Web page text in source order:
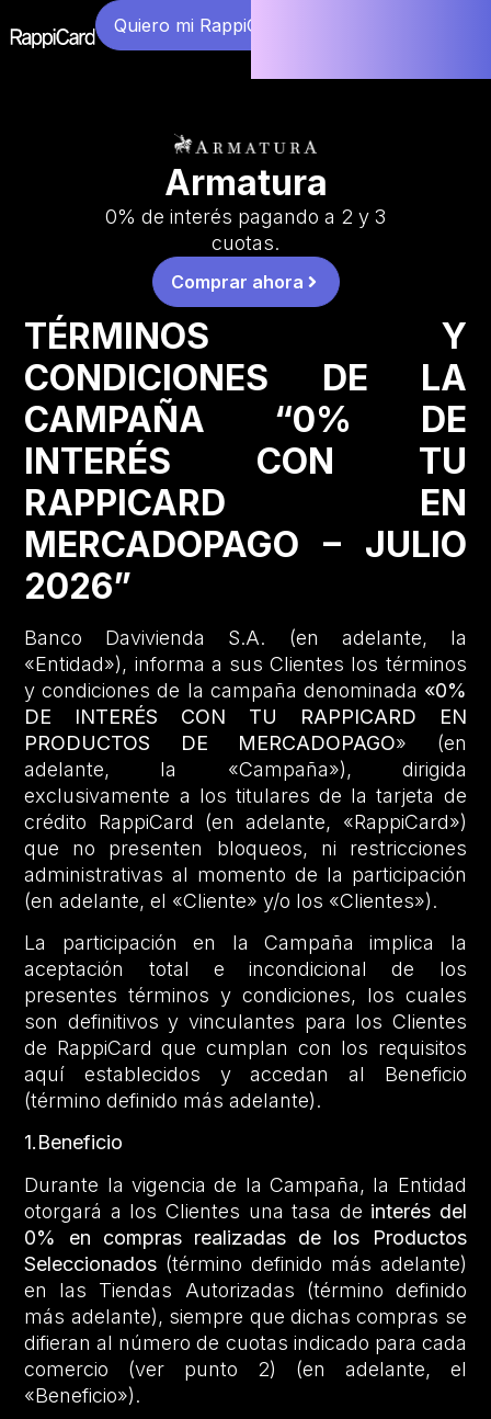
Quiero mi RappiCard
Armatura
0% de interés pagando a 2 y 3
cuotas.
Comprar ahora
TÉRMINOS Y
CONDICIONES DE LA
CAMPAÑA “0% DE
INTERÉS CON TU
RAPPICARD EN
MERCADOPAGO – JULIO
2026”
Banco Davivienda S.A. (en adelante, la
«Entidad»), informa a sus Clientes los términos
y condiciones de la campaña denominada «0%
DE INTERÉS CON TU RAPPICARD EN
PRODUCTOS DE MERCADOPAGO» (en
adelante, la «Campaña»), dirigida
exclusivamente a los titulares de la tarjeta de
crédito RappiCard (en adelante, «RappiCard»)
que no presenten bloqueos, ni restricciones
administrativas al momento de la participación
(en adelante, el «Cliente» y/o los «Clientes»).
La participación en la Campaña implica la
aceptación total e incondicional de los
presentes términos y condiciones, los cuales
son definitivos y vinculantes para los Clientes
de RappiCard que cumplan con los requisitos
aquí establecidos y accedan al Beneficio
(término definido más adelante).
1.Beneficio
Durante la vigencia de la Campaña, la Entidad
otorgará a los Clientes una tasa de interés del
0% en compras realizadas de los Productos
Seleccionados (término definido más adelante)
en las Tiendas Autorizadas (término definido
más adelante), siempre que dichas compras se
difieran al número de cuotas indicado para cada
comercio (ver punto 2) (en adelante, el
«Beneficio»).